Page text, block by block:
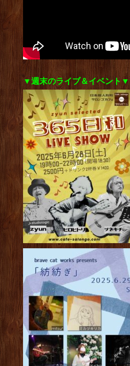
▼週末のライブ＆イベント▼